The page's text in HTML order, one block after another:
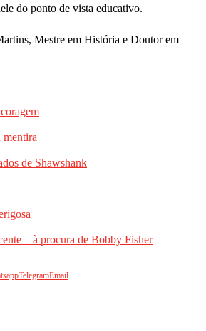
do ponto de vista educativo.
Mestre em História e Doutor em
mentira
de Shawshank
– à procura de Bobby Fisher
TelegramEmail